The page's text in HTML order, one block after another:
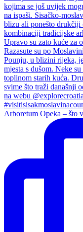
Arboretum Opeka – što